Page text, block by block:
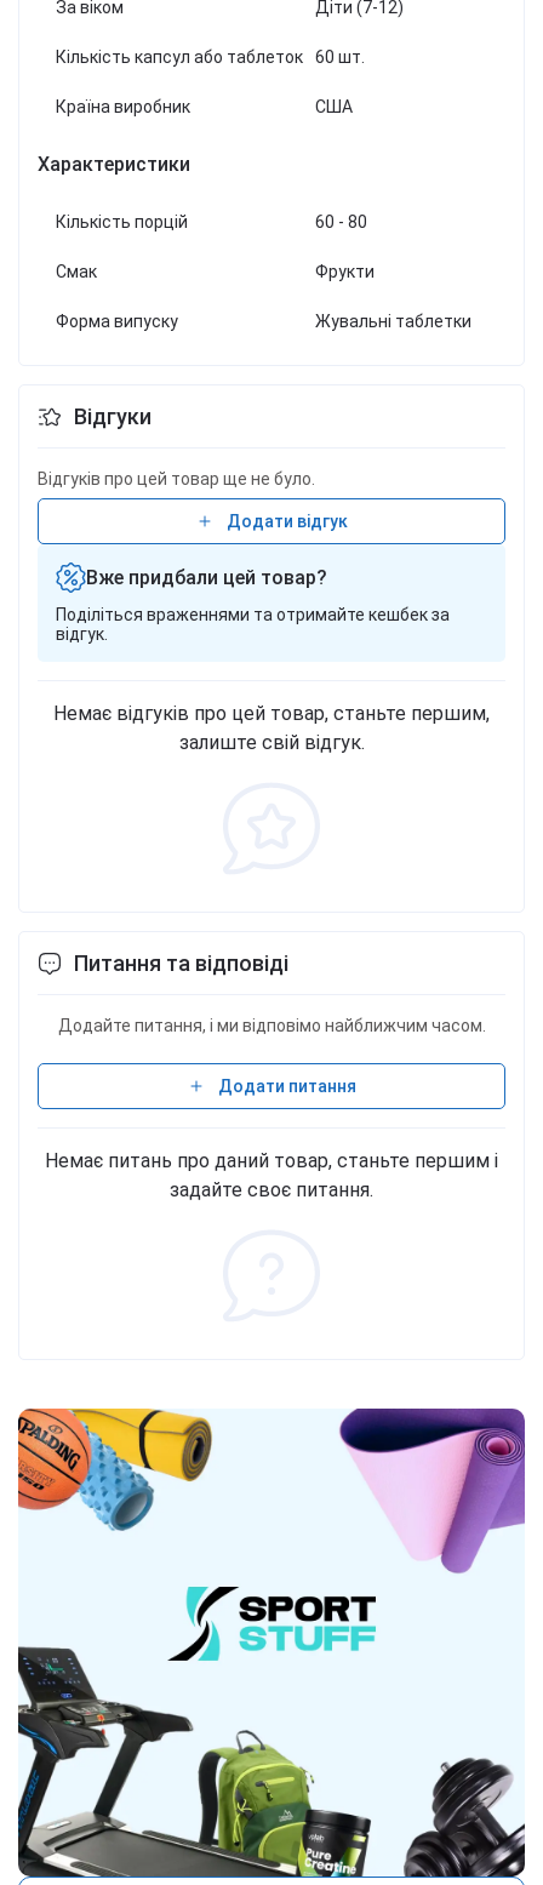
За віком Діти (7-12)
Кількість капсул або таблеток 60 шт.
Країна виробник США
Характеристики
Кількість порцій 60 - 80
Смак Фрукти
Форма випуску Жувальні таблетки
Відгуки
Відгуків про цей товар ще не було.
Додати відгук
Вже придбали цей товар?
Поділіться враженнями та отримайте кешбек за
відгук.
Немає відгуків про цей товар, станьте першим,
залиште свій відгук.
Питання та відповіді
Додайте питання, і ми відповімо найближчим часом.
Додати питання
Немає питань про даний товар, станьте першим і
задайте своє питання.